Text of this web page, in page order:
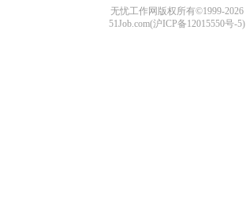
无忧工作网版权所有©1999-2026
51Job.com(沪ICP备12015550号-5)